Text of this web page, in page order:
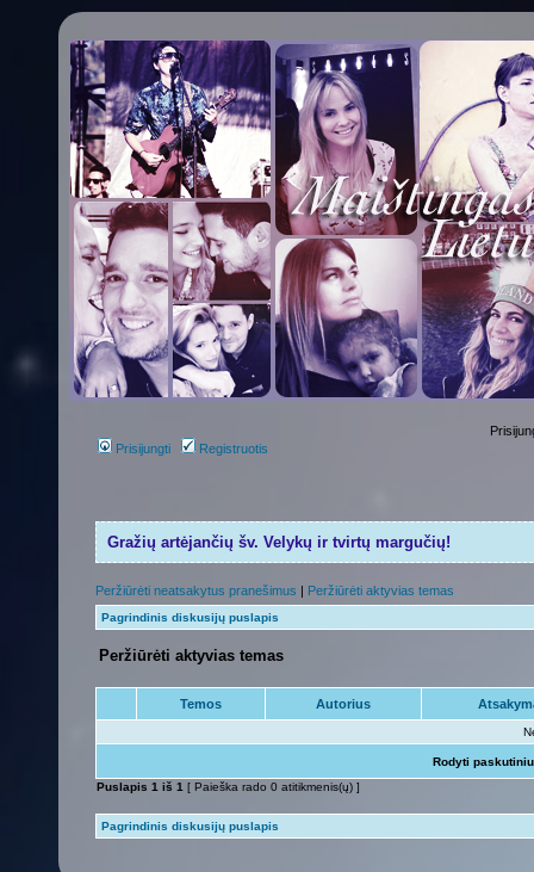
Prisijungti Registruotis
Gražių artėjančių šv. Velykų ir tvirtų margučių!
Peržiūrėti neatsakytus pranešimus | Peržiūrėti aktyvias temas
Pagrindinis diskusijų puslapis
Peržiūrėti aktyvias temas
Temos Autorius
Rodyti
Puslapis 1 iš 1 [ Paieška rado 0 atitikmenis(ų) ]
Pagrindinis diskusijų puslapis